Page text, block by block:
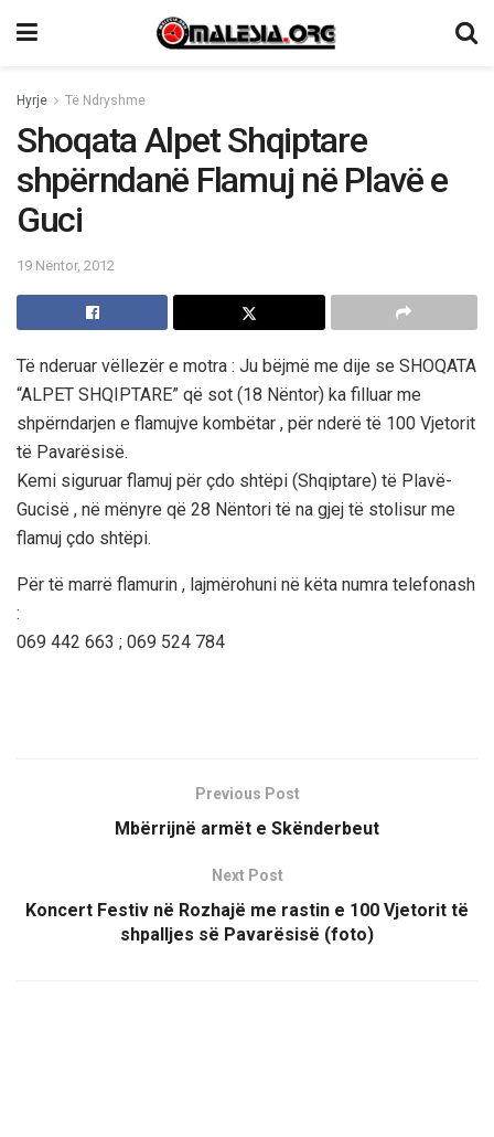
Hyrje Të Ndryshme
Shoqata Alpet Shqiptare
shpërndanë Flamuj në Plavë e
Guci
19 Nëntor, 2012
Të nderuar vëllezër e motra : Ju bëjmë me dije se SHOQATA
“ALPET SHQIPTARE” që sot (18 Nëntor) ka filluar me
shpërndarjen e flamujve kombëtar , për nderë të 100 Vjetorit
të Pavarësisë.
Kemi siguruar flamuj për çdo shtëpi (Shqiptare) të Plavë-
Gucisë , në mënyre që 28 Nëntori të na gjej të stolisur me
flamuj çdo shtëpi.
Për të marrë flamurin , lajmërohuni në këta numra telefonash
:
069 442 663 ; 069 524 784
Previous Post
Mbërrijnë armët e Skënderbeut
Next Post
Koncert Festiv në Rozhajë me rastin e 100 Vjetorit të
shpalljes së Pavarësisë (foto)